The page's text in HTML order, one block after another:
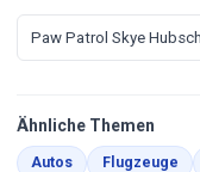
Paw Patrol Skye
Ähnliche Themen
AutosMalvorlagen
Flugzeuge